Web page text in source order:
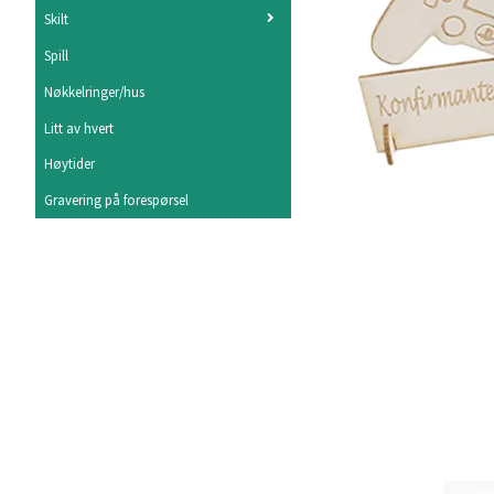
Skilt
Spill
Nøkkelringer/hus
Litt av hvert
Høytider
Gravering på forespørsel